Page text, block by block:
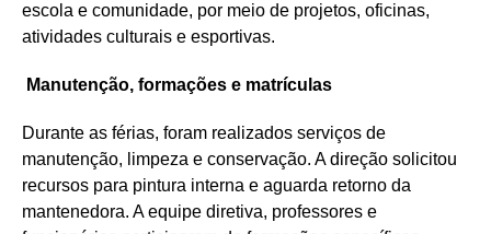
escola e comunidade, por meio de projetos, oficinas,
atividades culturais e esportivas.
Manutenção, formações e matrículas
Durante as férias, foram realizados serviços de
manutenção, limpeza e conservação. A direção solicitou
recursos para pintura interna e aguarda retorno da
mantenedora. A equipe diretiva, professores e